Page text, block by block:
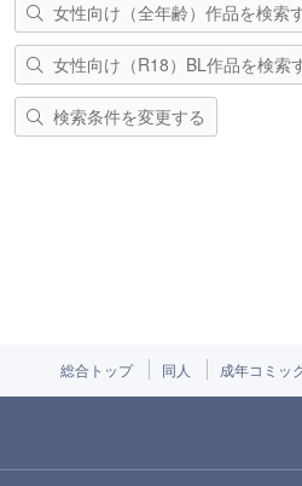
女性向け（全年齢）作品を検索
女性向け（R18）BL作品を検索
検索条件を変更する
総合トップ 同人 成年コミッ